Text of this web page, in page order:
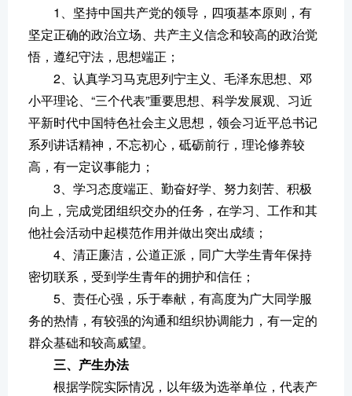
1、坚持中国共产党的领导，四项基本原则，有
坚定正确的政治立场、共产主义信念和较高的政治觉
悟，遵纪守法，思想端正；
2、认真学习马克思列宁主义、毛泽东思想、邓
小平理论、“三个代表”重要思想、科学发展观、习近
平新时代中国特色社会主义思想，领会习近平总书记
系列讲话精神，不忘初心，砥砺前行，理论修养较
高，有一定议事能力；
3、学习态度端正、勤奋好学、努力刻苦、积极
向上，完成党团组织交办的任务，在学习、工作和其
他社会活动中起模范作用并做出突出成绩；
4、清正廉洁，公道正派，同广大学生青年保持
密切联系，受到学生青年的拥护和信任；
5、责任心强，乐于奉献，有高度为广大同学服
务的热情，有较强的沟通和组织协调能力，有一定的
群众基础和较高威望。
三、产生办法
根据学院实际情况，以年级为选举单位，代表产